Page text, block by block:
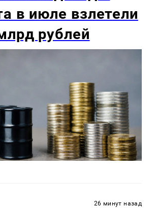
в июле взлетели
рублей
26 минут назад